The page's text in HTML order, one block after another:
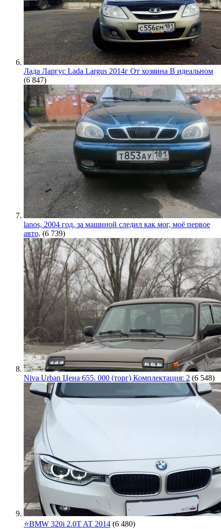
Лада Ларгус Lada Largus 2014г От хозяина В идеальном
(6 847)
lanos, 2004 год, за машиной следил как мог, моё первое
авто, (6 739)
Niva Urban Цена 655. 000 (торг) Комплектация: 2 (6 548)
⭐️BMW 320i 2.0T AT 2014 (6 480)